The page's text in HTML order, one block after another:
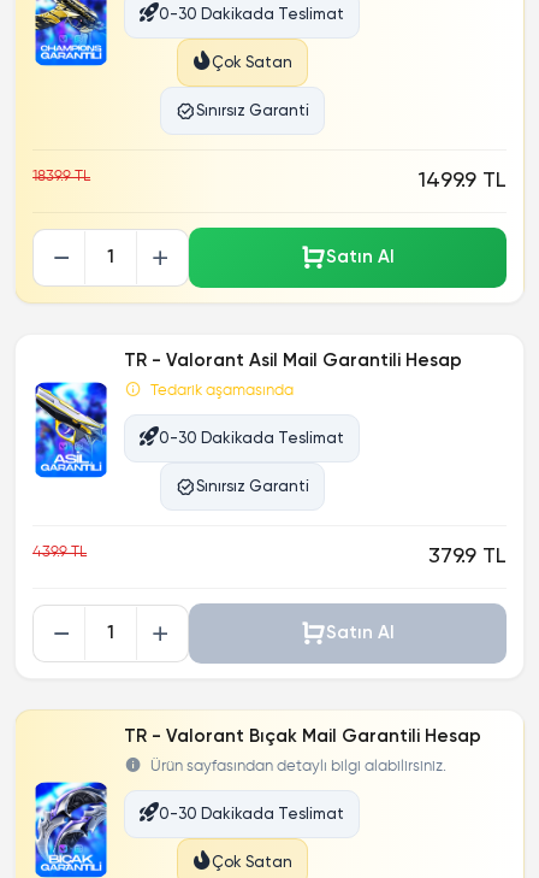
0-30 Dakikada Teslimat
Çok Satan
Sınırsız Garanti
1839.9 TL 1499.9 TL
Satın Al
TR - Valorant Asil Mail Garantili Hesap
Tedarik aşamasında
0-30 Dakikada Teslimat
Sınırsız Garanti
439.9 TL 379.9 TL
Satın Al
TR - Valorant Bıçak Mail Garantili Hesap
Ürün sayfasından detaylı bilgi alabilirsiniz.
0-30 Dakikada Teslimat
Çok Satan